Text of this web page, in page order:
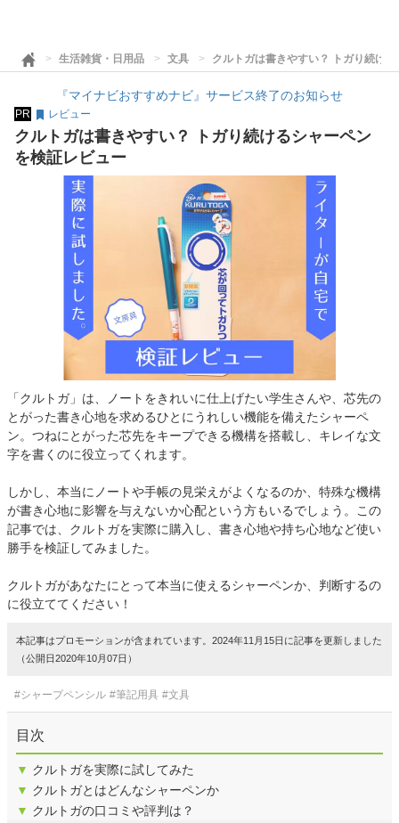
生活雑貨・日用品 文具 クルトガは書きやすい？ トガり続け
『マイナビおすすめナビ』サービス終了のお知らせ
PR レビュー
クルトガは書きやすい？ トガり続けるシャーペン
を検証レビュー
「クルトガ」は、ノートをきれいに仕上げたい学生さんや、芯先の
とがった書き心地を求めるひとにうれしい機能を備えたシャーペ
ン。つねにとがった芯先をキープできる機構を搭載し、キレイな文
字を書くのに役立ってくれます。
しかし、本当にノートや手帳の見栄えがよくなるのか、特殊な機構
が書き心地に影響を与えないか心配という方もいるでしょう。この
記事では、クルトガを実際に購入し、書き心地や持ち心地など使い
勝手を検証してみました。
クルトガがあなたにとって本当に使えるシャーペンか、判断するの
に役立ててください！
本記事はプロモーションが含まれています。2024年11月15日に記事を更新しました
（公開日2020年10月07日）
#シャープペンシル #筆記用具 #文具
目次
▼ クルトガを実際に試してみた
▼ クルトガとはどんなシャーペンか
▼ クルトガの口コミや評判は？